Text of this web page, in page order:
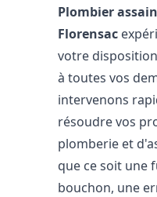
Plombier
Florensac
votre
à toutes vos
intervenons
résoudre vos
plomberie et
que ce soit une
bouchon, une